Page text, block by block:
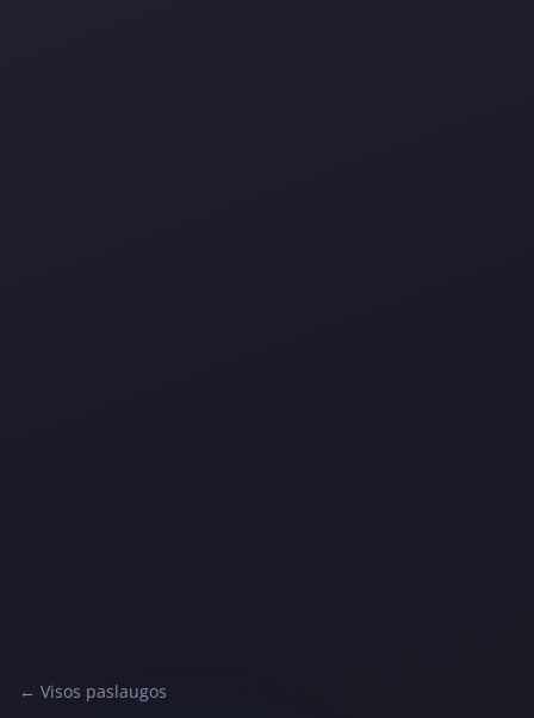
← Visos paslaugos